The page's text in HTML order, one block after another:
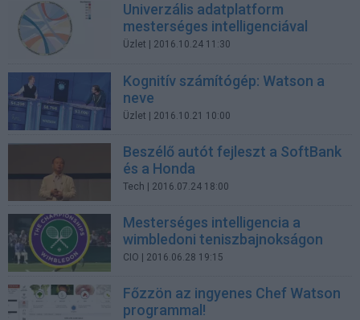
Univerzális adatplatform
mesterséges intelligenciával
Üzlet | 2016.10.24 11:30
Kognitív számítógép: Watson a
neve
Üzlet | 2016.10.21 10:00
Beszélő autót fejleszt a SoftBank
és a Honda
Tech | 2016.07.24 18:00
Mesterséges intelligencia a
wimbledoni teniszbajnokságon
CIO | 2016.06.28 19:15
Főzzön az ingyenes Chef Watson
programmal!